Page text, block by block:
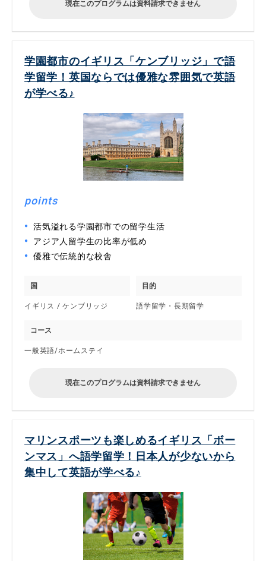
現在このプログラムは資料請求できません
学園都市のイギリス「ケンブリッジ」で語
学留学！英国ならでは優雅な雰囲気で英語
が学べる♪
points
活気溢れる学園都市での留学生活
アジア人留学生の比率が低め
優雅で伝統的な校舎
国
イギリス / ケンブリッジ
目的
語学留学・長期留学
コース
一般英語/ホームステイ
現在このプログラムは資料請求できません
マリンスポーツも楽しめるイギリス「ボー
ンマス」へ語学留学！日本人が少ないから
集中して英語が学べる♪